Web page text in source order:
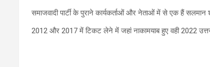
समाजवादी पार्टी के पुराने कार्यकर्ताओं और नेताओं में से एक हैं सलमान
2012 और 2017 में टिकट लेने में जहां नाकामयाब हुए वही 2022